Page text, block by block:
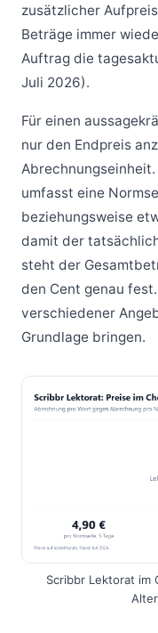
zusätzlicher
Beträge immer
Auftrag die
Juli 2026).
Für einen
nur den Endpreis
umfasst eine
beziehungsweise
damit der
steht der
den Cent genau
verschiedener
Grundlage bringen.
Scribbr Lektorat im